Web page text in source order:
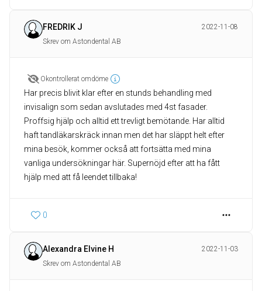
FREDRIK J
2022-11-08
Skrev om Astondental AB
Okontrollerat omdöme
Har precis blivit klar efter en stunds behandling med
invisalign som sedan avslutades med 4st fasader.
Proffsig hjälp och alltid ett trevligt bemötande. Har alltid
haft tandläkarskräck innan men det har släppt helt efter
mina besök, kommer också att fortsätta med mina
vanliga undersökningar här. Supernöjd efter att ha fått
hjälp med att få leendet tillbaka!
0
Alexandra Elvine H
2022-11-03
Skrev om Astondental AB